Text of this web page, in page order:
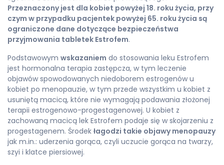
Przeznaczony jest dla kobiet powyżej 18. roku życia, przy
czym w przypadku pacjentek powyżej 65. roku życia są
ograniczone dane dotyczące bezpieczeństwa
przyjmowania tabletek Estrofem.
Podstawowym wskazaniem do stosowania leku Estrofem
jest hormonalna terapia zastępcza, w tym leczenie
objawów spowodowanych niedoborem estrogenów u
kobiet po menopauzie, w tym przede wszystkim u kobiet z
usuniętą macicą, które nie wymagają podawania złożonej
terapii estrogenowo-progestagenowej. U kobiet z
zachowaną macicą lek Estrofem podaje się w skojarzeniu z
progestagenem. Środek łagodzi takie objawy menopauzy
jak m.in.: uderzenia gorąca, czyli uczucie gorąca na twarzy,
szyi i klatce piersiowej.